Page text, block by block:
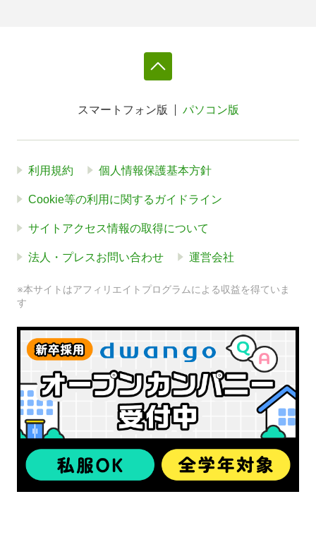
スマートフォン版 パソコン版
利用規約 個人情報保護基本方針
Cookie等の利用に関するガイドライン
サイトアクセス情報の取得について
法人・プレスお問い合わせ 運営会社
※本サイトはアフィリエイトプログラムによる収益を得ていま
す